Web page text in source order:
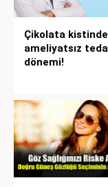
Çikolata kistinde
ameliyatsız
dönemi!